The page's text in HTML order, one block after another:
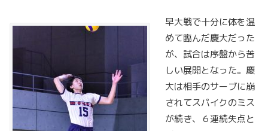
早大戦で十分に体を温
めて臨んだ慶大だった
が、試合は序盤から苦
しい展開となった。慶
大は相手のサーブに崩
されてスパイクのミス
が続き、６連続失点と